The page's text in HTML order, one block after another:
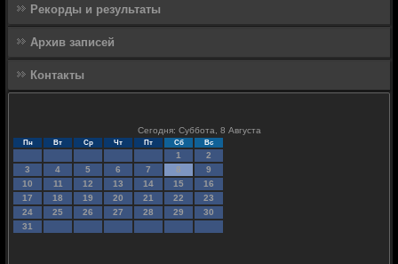
Рекорды и результаты
Архив записей
Контакты
Сегодня: Суббота, 8 Августа
Пн Вт Ср Чт Пт Сб Вс
1
2
3
4 5 6 7 8
9
10
11 12 13 14 15
16
17
18 19 20 21 22
23
24
25 26 27 28 29
30
31